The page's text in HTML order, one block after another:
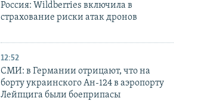
Россия: Wildberries включила в
страхование риски атак дронов
12:52
СМИ: в Германии отрицают, что на
борту украинского Ан-124 в аэропорту
Лейпцига были боеприпасы